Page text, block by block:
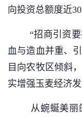
向投资总额度近30
“招商引资要
血与造血并重、
目向农牧区倾斜
实增强玉麦经济
从蜿蜒美丽的